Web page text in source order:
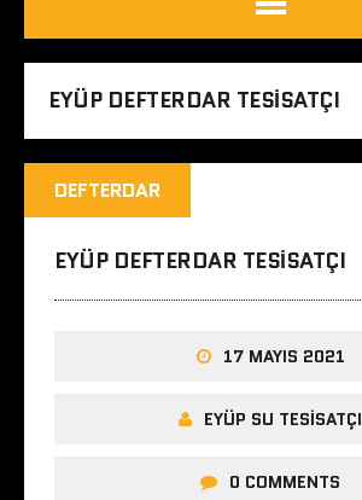
EYÜP DEFTERDAR TESISATÇI
DEFTERDAR
EYÜP DEFTERDAR TESISATÇI
17 MAYIS 2021
EYÜP SU TESISATÇI
0 COMMENTS